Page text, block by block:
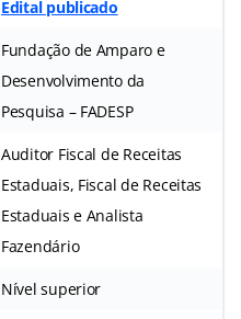
Edital publicado
Fundação de Amparo e
Desenvolvimento da
Pesquisa – FADESP
Auditor Fiscal de Receitas
Estaduais, Fiscal de Receitas
Estaduais e Analista
Fazendário
Nível superior